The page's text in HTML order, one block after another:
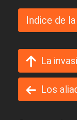
Indice de
La
Los